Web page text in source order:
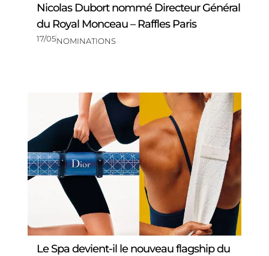
Nicolas Dubort nommé Directeur Général
du Royal Monceau – Raffles Paris
17/05NOMINATIONS
Le Spa devient-il le nouveau flagship du